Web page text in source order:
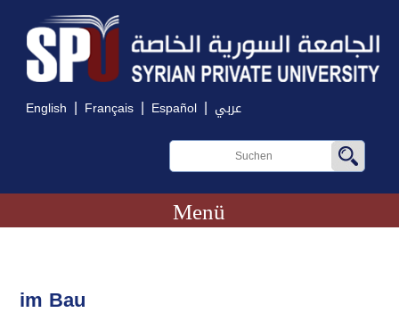
English | Français | Español | عربي
Menü
im Bau